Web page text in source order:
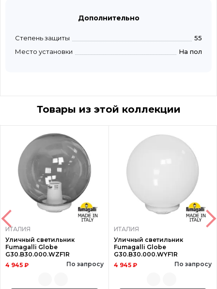
Дополнительно
Степень защиты
55
Место установки
На пол
Товары из этой коллекции
ИТАЛИЯ
Уличный светильник
Fumagalli Globe
G30.B30.000.WZF1R
4 945 ₽
По запросу
ИТАЛИЯ
Уличный светильник
Fumagalli Globe
G30.B30.000.WYF1R
4 945 ₽
По запросу